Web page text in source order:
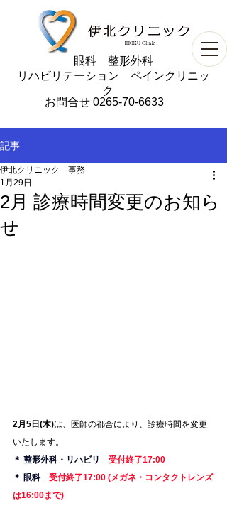
お問合せ 0265-70-6633
​眼科 整形外科
リハビリテーション ペインクリニッ
ク
記事
2月 診療時間変更のお知ら
せ
伊北クリニック 事務
1月29日
2月5日(木)は、医師の都合により、診療時間を変更
いたします。
＊ 整形外科・リハビリ
受付終了17:00
＊ 眼科 受付終了17:00 (メガネ・コンタクトレンズ
は16:00まで)